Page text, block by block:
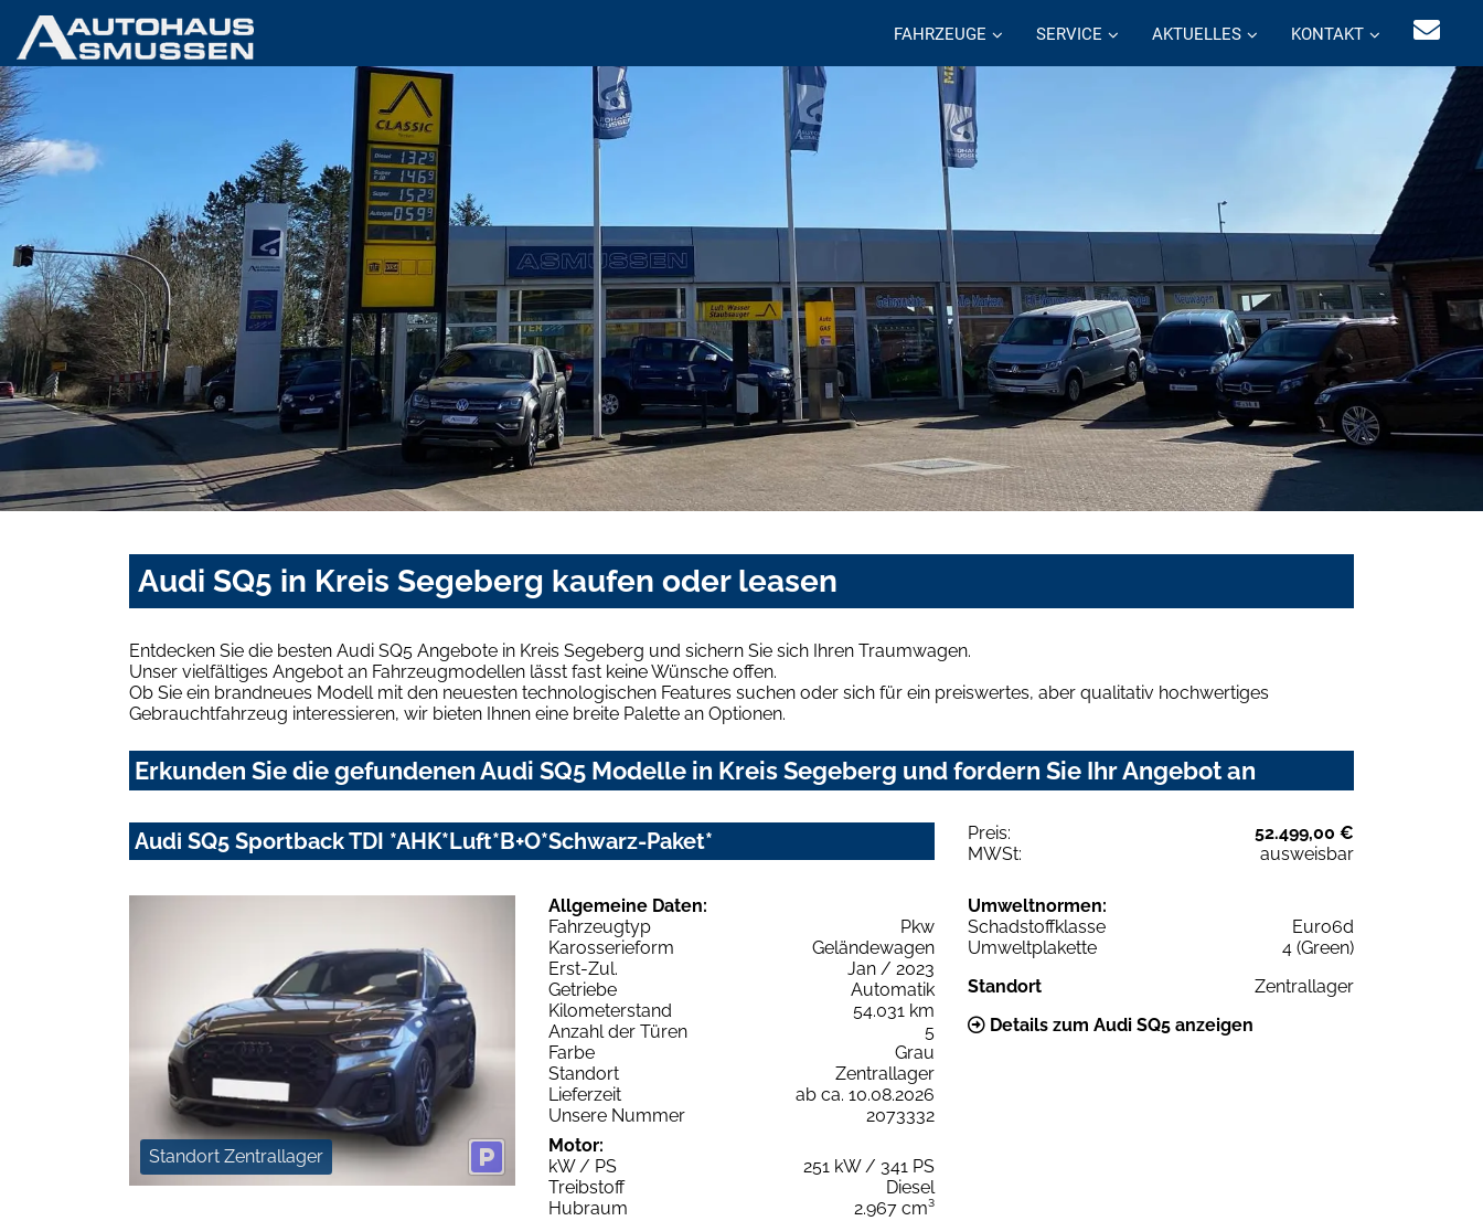
FAHRZEUGE SERVICE AKTUELLES KONTAKT
Audi SQ5 in Kreis Segeberg kaufen oder leasen
Entdecken Sie die besten Audi SQ5 Angebote in Kreis Segeberg und sichern Sie sich Ihren Traumwagen.
Unser vielfältiges Angebot an Fahrzeugmodellen lässt fast keine Wünsche offen.
Ob Sie ein brandneues Modell mit den neuesten technologischen Features suchen oder sich für ein preiswertes, aber qualitativ hochwertiges
Gebrauchtfahrzeug interessieren, wir bieten Ihnen eine breite Palette an Optionen.
Erkunden Sie die gefundenen Audi SQ5 Modelle in Kreis Segeberg und fordern Sie Ihr Angebot an
Audi SQ5 Sportback TDI *AHK*Luft*B+O*Schwarz-Paket* Preis:
52.499,00 €
MWSt:
ausweisbar
Standort Zentrallager
Allgemeine Daten:
Fahrzeugtyp
Pkw
Karosserieform
Geländewagen
Erst-Zul.
Jan / 2023
Getriebe
Automatik
Kilometerstand
54.031 km
Anzahl der Türen
5
Farbe
Grau
Standort
Zentrallager
Lieferzeit
ab ca. 10.08.2026
Unsere Nummer
2073332
Motor:
kW / PS
251 kW / 341 PS
Treibstoff
Diesel
Hubraum
2.967 cm³
Umweltnormen:
Schadstoffklasse
Euro6d
Umweltplakette
4 (Green)
Standort
Zentrallager
Details zum Audi SQ5 anzeigen